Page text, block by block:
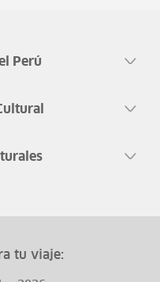
Perú
tu viaje: